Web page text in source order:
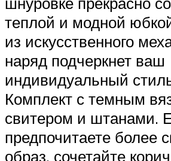
теплой и модной
из искусственного
наряд подчеркнет ваш
индивидуальный
Комплект с темным
свитером и штанами.
предпочитаете более
образ, сочетайте